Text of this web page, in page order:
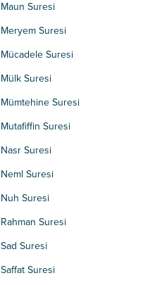
Maun Suresi
Meryem Suresi
Mücadele Suresi
Mülk Suresi
Mümtehine Suresi
Mutafiffin Suresi
Nasr Suresi
Neml Suresi
Nuh Suresi
Rahman Suresi
Sad Suresi
Saffat Suresi